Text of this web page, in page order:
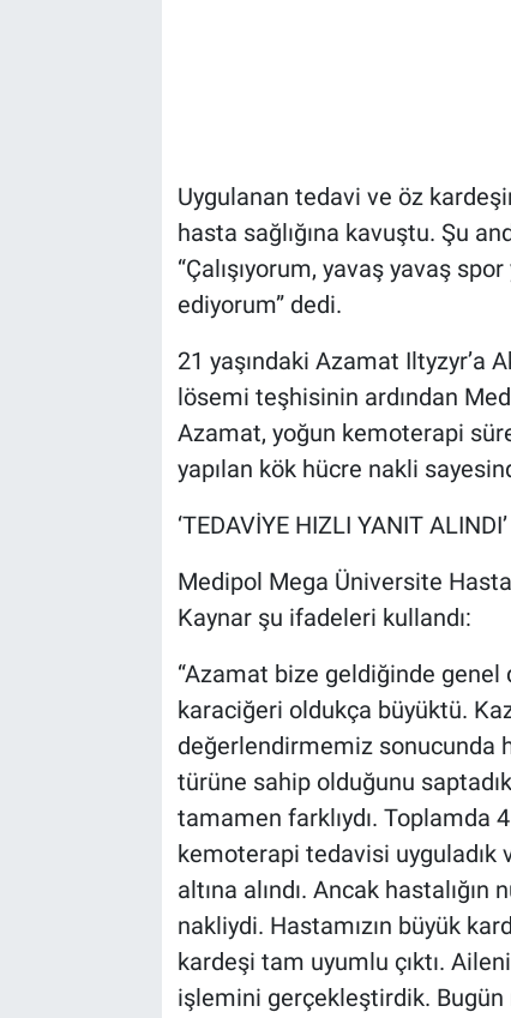
Uygulanan tedavi ve öz
hasta sağlığına kavuştu. Şu
“Çalışıyorum, yavaş yavaş
ediyorum” dedi.
21 yaşındaki Azamat Iltyzyr’a
lösemi teşhisinin ardından
Azamat, yoğun kemoterapi
yapılan kök hücre nakli
‘TEDAVİYE HIZLI YANIT ALINDI’
Medipol Mega Üniversite
Kaynar şu ifadeleri kullandı:
“Azamat bize geldiğinde genel
karaciğeri oldukça büyüktü.
değerlendirmemiz sonucunda
türüne sahip olduğunu
tamamen farklıydı. Toplamda
kemoterapi tedavisi uyguladık
altına alındı. Ancak
nakliydi. Hastamızın büyük
kardeşi tam uyumlu çıktı.
işlemini gerçekleştirdik.